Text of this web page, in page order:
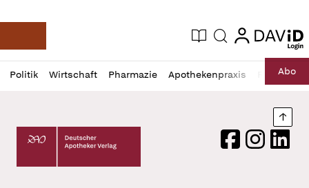
Deutsche Apotheker Zeitung
Aktuelle Ausgabe
Suche login
login
Politik Wirtschaft Pharmazie Apothekenpraxis RechtAbo
Profil
öffnen
Daz
Pur
Deutscher Apotheker Verlag Logo
FacebookInstagram